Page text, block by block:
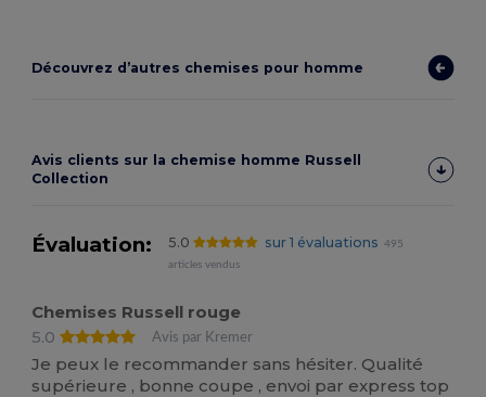
Découvrez d’autres chemises pour homme
Avis clients sur la chemise homme Russell
Collection
Évaluation: 5.0 sur 1 évaluations
495
articles vendus
Chemises Russell rouge
5.0
Avis par Kremer
Je peux le recommander sans hésiter. Qualité
supérieure , bonne coupe , envoi par express top